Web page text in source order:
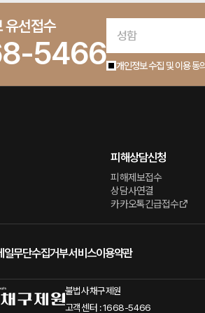
유선접수
5466 개인정보 수집 및 이용 동
피해상담신청
피해제보접수
상담사연결
카카오톡긴급접수
일무단수집거부서비스이용약관
불법사채구제원
고객센터 : 1668-5466